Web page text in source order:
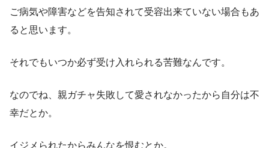
ご病気や障害などを告知されて受容出来ていない場合もあ
ると思います。
それでもいつか必ず受け入れられる苦難なんです。
なのでね、親ガチャ失敗して愛されなかったから自分は不
幸だとか。
イジメられたからみんなを恨むとか。